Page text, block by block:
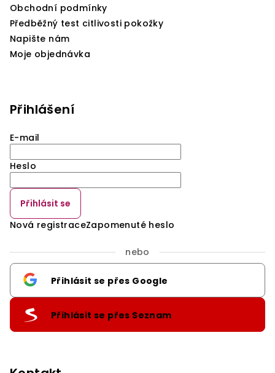
Obchodní podmínky
Předběžný test citlivosti pokožky
Napište nám
Moje objednávka
Přihlášení
E-mail
Heslo
Přihlásit se
Nová registraceZapomenuté heslo
nebo
Přihlásit se přes Google
Přihlásit se přes Seznam